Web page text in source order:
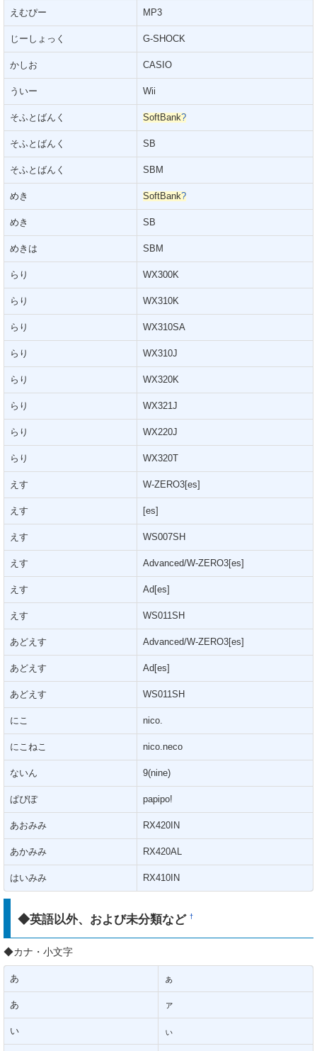
えむぴー MP3
じーしょっく G-SHOCK
かしお CASIO
ういー Wii
そふとばんく SoftBank?
そふとばんく SB
そふとばんく SBM
めき SoftBank?
めき SB
めきは SBM
らり WX300K
らり WX310K
らり WX310SA
らり WX310J
らり WX320K
らり WX321J
らり WX220J
らり WX320T
えす W-ZERO3[es]
えす [es]
えす WS007SH
えす Advanced/W-ZERO3[es]
えす Ad[es]
えす WS011SH
あどえす Advanced/W-ZERO3[es]
あどえす Ad[es]
あどえす WS011SH
にこ nico.
にこねこ nico.neco
ないん 9(nine)
ぱぴぽ papipo!
あおみみ RX420IN
あかみみ RX420AL
はいみみ RX410IN
◆英語以外、および未分類など†
◆カナ・小文字
あ ぁ
あ ァ
い ぃ